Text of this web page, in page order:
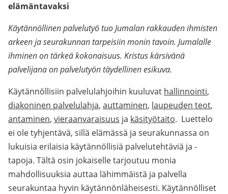
elämäntavaksi
Käytännöllinen palvelutyö tuo Jumalan rakkauden ihmisten
arkeen ja seurakunnan tarpeisiin monin tavoin. Jumalalle
ihminen on tärkeä kokonaisuus. Kristus kärsivänä
palvelijana on palvelutyön täydellinen esikuva.
Käytännöllisiin palvelulahjoihin kuuluvat hallinnointi,
diakoninen palvelulahja, auttaminen, laupeuden teot,
antaminen, vieraanvaraisuus ja käsityötaito. Luettelo
ei ole tyhjentävä, sillä elämässä ja seurakunnassa on
lukuisia erilaisia käytännöllisiä palvelutehtäviä ja -
tapoja. Tältä osin jokaiselle tarjoutuu monia
mahdollisuuksia auttaa lähimmäistä ja palvella
seurakuntaa hyvin käytännönläheisesti. Käytännölliset